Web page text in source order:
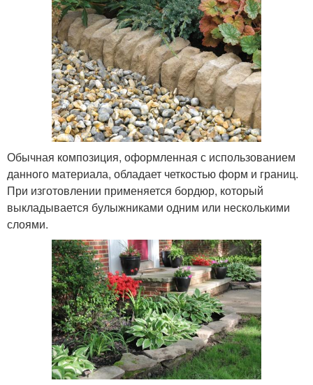
Обычная композиция, оформленная с использованием
данного материала, обладает четкостью форм и границ.
При изготовлении применяется бордюр, который
выкладывается булыжниками одним или несколькими
слоями.